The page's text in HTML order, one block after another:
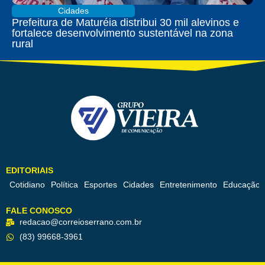
Cidades
Prefeitura de Maturéia distribui 30 mil alevinos e
fortalece desenvolvimento sustentável na zona
rural
EDITORIAIS
Cotidiano
Política Esportes Cidades Entretenimento Educação
FALE CONOSCO
redacao@correioserrano.com.br
(83) 99668-3961